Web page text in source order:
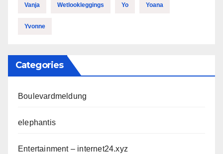
Vanja Wetlookleggings Yo Yoana
Yvonne
Categories
Boulevardmeldung
elephantis
Entertainment – internet24.xyz